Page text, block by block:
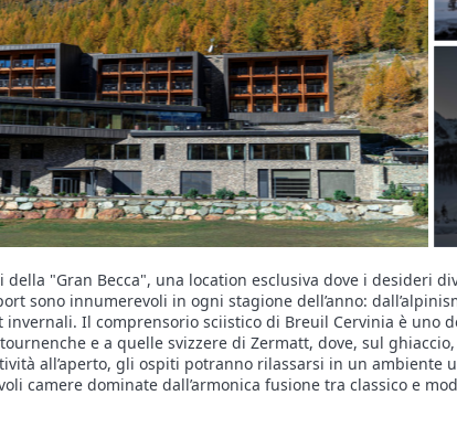
"Gran Becca", una location esclusiva dove i desideri
sono innumerevoli in ogni stagione dell’anno:
è uno dei più grandi delle Alpi,
e a quelle svizzere di Zermatt, dove, sul
all’aperto, gli ospiti potranno rilassarsi in un ambiente
camere dominate dall’armonica fusione tra classico e
o valdostana negli eleganti ristoranti o godendo di una